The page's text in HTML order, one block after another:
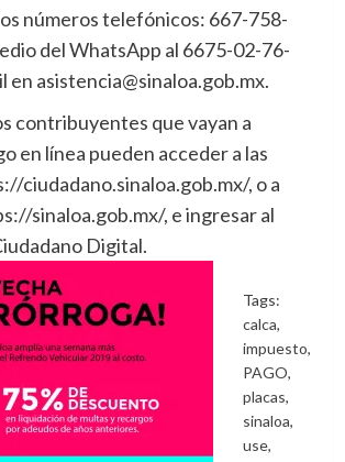
números telefónicos: 667-758-
del WhatsApp al 6675-02-76-
en asistencia@sinaloa.gob.mx.
contribuyentes que vayan a
en línea pueden acceder a las
ciudadano.sinaloa.gob.mx/, o a
sinaloa.gob.mx/, e ingresar al
Digital.
Tags:
calca,
impuesto,
PAGO,
placas,
sinaloa,
use,